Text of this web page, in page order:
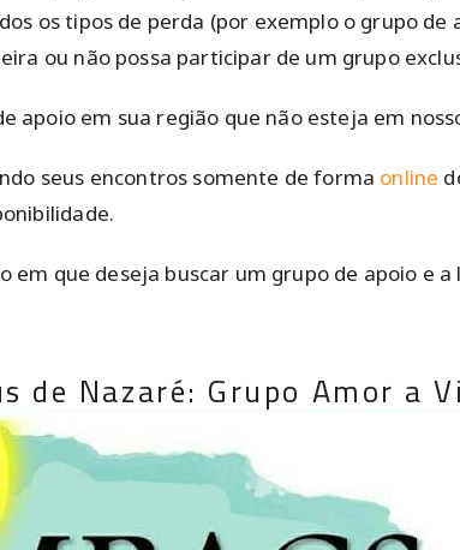
os tipos de perda (por exemplo o grupo de
ou não possa participar de um grupo
apoio em sua região que não esteja em
seus encontros somente de forma online
em que deseja buscar um grupo de apoio e
de Nazaré: Grupo Amor a